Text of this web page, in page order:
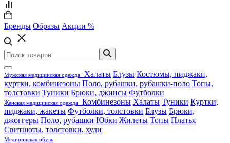
Бренды Образы Акции %
Мужская медицинская одежда Халаты Блузы Костюмы, пиджаки,
куртки, комбинезоны Поло, рубашки, рубашки-поло Топы,
толстовки Туники Брюки, джинсы Футболки
Женская медицинская одежда Комбинезоны Халаты Туники Куртки,
пиджаки, жакеты Футболки, толстовки Блузы Брюки,
джоггеры Поло, рубашки Юбки Жилеты Топы Платья
Свитшоты, толстовки, худи
Медицинская обувь